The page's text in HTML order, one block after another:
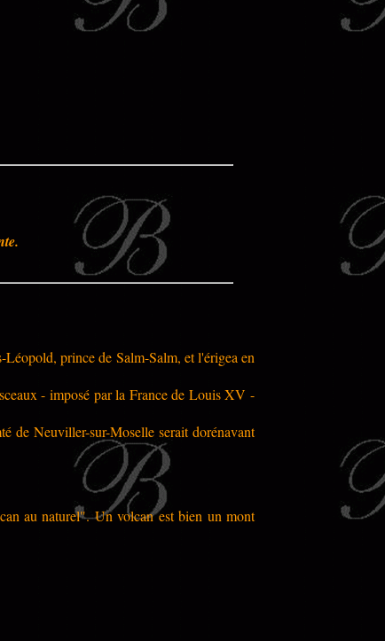
prince de Salm-Salm, et l'érigea en
- imposé par la France de Louis XV -
de Neuviller-sur-Moselle serait dorénavant
au naturel". Un volcan est bien un mont